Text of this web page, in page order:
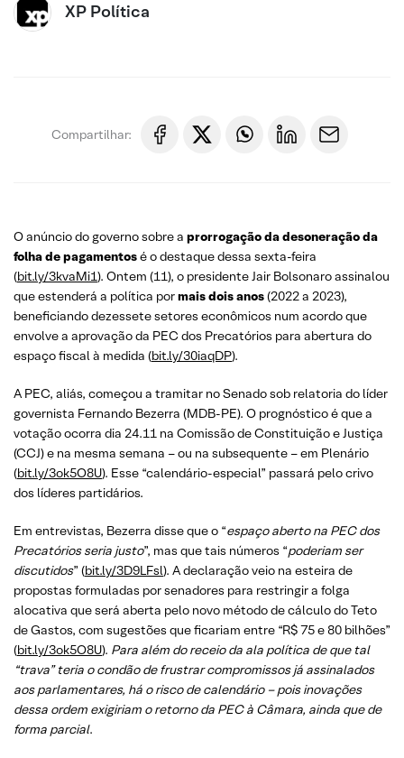
XP Política
Compartilhar:
O anúncio do governo sobre a prorrogação da desoneração da
folha de pagamentosé o destaque dessa sexta-feira
(bit.ly/3kvaMi1). Ontem (11), o presidente Jair Bolsonaro assinalou
que estenderá a política pormais dois anos(2022 a 2023),
beneficiando dezessete setores econômicos num acordo que
envolve a aprovação da PEC dos Precatórios para abertura do
espaço fiscal à medida (bit.ly/30iaqDP).
A PEC, aliás, começou a tramitar no Senado sob relatoria do líder
governista Fernando Bezerra (MDB-PE). O prognóstico é que a
votação ocorra dia 24.11 na Comissão de Constituição e Justiça
(CCJ) e na mesma semana – ou na subsequente – em Plenário
(bit.ly/3ok5O8U). Esse “calendário-especial” passará pelo crivo
dos líderes partidários.
Em entrevistas, Bezerra disse que o “espaço aberto na PEC dos
Precatórios seria justo”, mas que tais números “poderiam ser
discutidos” (bit.ly/3D9LFsl). A declaração veio na esteira de
propostas formuladas por senadores para restringir a folga
alocativa que será aberta pelo novo método de cálculo do Teto
de Gastos, com sugestões que ficariam entre “R$ 75 e 80 bilhões”
(bit.ly/3ok5O8U). Para além do receio da ala política de que tal
“trava” teria o condão de frustrar compromissos já assinalados
aos parlamentares, há o risco de calendário – pois inovações
dessa ordem exigiriam o retorno da PEC à Câmara, ainda que de
forma parcial.